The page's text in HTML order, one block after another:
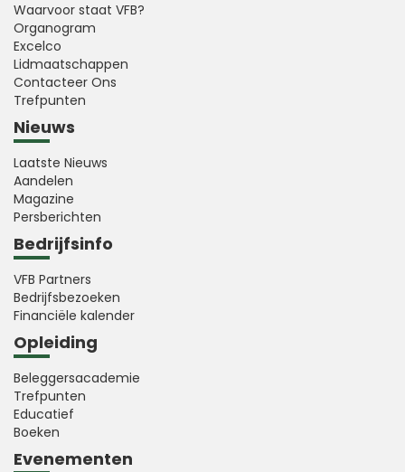
Waarvoor staat VFB?
Organogram
Excelco
Lidmaatschappen
Contacteer Ons
Trefpunten
Nieuws
Laatste Nieuws
Aandelen
Magazine
Persberichten
Bedrijfsinfo
VFB Partners
Bedrijfsbezoeken
Financiële kalender
Opleiding
Beleggersacademie
Trefpunten
Educatief
Boeken
Evenementen